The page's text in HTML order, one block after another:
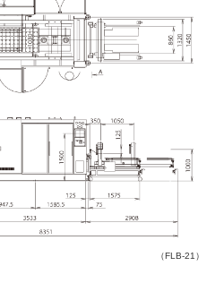
（FLB-21）